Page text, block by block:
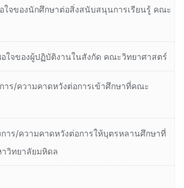
ใจของนักศึกษาต่อสิ่งสนับสนุนการเรียนรู้ คณะ
ใจของผู้ปฏิบัติงานในสังกัด คณะวิทยาศาสตร์
าร/ความคาดหวังต่อการเข้าศึกษาที่คณะ
าร/ความคาดหวังต่อการให้บุตรหลานศึกษาที่
วิทยาลัยมหิดล